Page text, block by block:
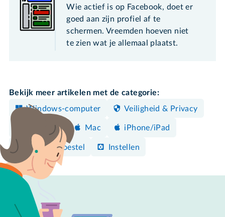
Wie actief is op Facebook, doet er
goed aan zijn profiel af te
schermen. Vreemden hoeven niet
te zien wat je allemaal plaatst.
Bekijk meer artikelen met de categorie:
Windows-computer
Veiligheid & Privacy
Facebook Mac iPhone/iPad
Android-toestel Instellen